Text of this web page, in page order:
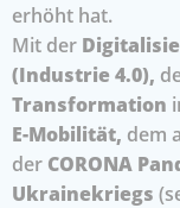
erhöht hat.
Mit der
(Industrie 4.0),
Transformation
E-Mobilität, dem
der CORONA
Ukrainekriegs